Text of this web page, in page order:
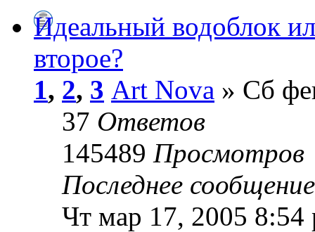
Идеальный водоблок
второе?
1, 2, 3 Art Nova » Сб
37 Ответов
145489 Просмотров
Последнее
Чт мар 17, 2005 8:54